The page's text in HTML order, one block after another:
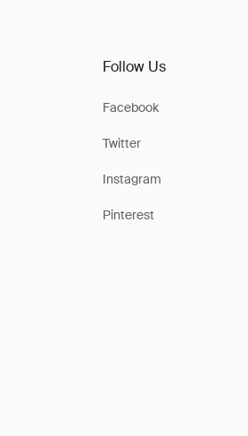
Follow Us
Facebook
Twitter
Instagram
Pinterest